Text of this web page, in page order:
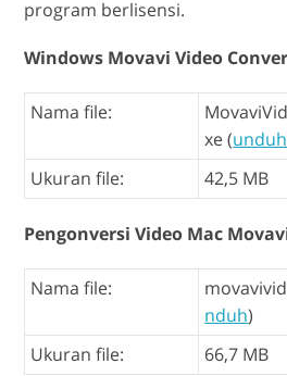
program berlisensi.
Windows Movavi Video
Nama file:
xe (unduh
Ukuran file:
42,5 MB
Pengonversi Video Mac
Nama file:
nduh)
Ukuran file:
66,7 MB